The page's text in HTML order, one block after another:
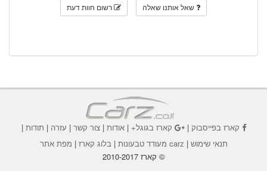
שאל אותנו שאלה רשום חוות דעת
קארז בפייסבוק| קארז בגוגל+|אודות |צור קשר | עזרה | תודות |
תנאי שימוש | carz מעודד טבעונות | בלוג קארז | מפת אתר
© קארז 2010-2017